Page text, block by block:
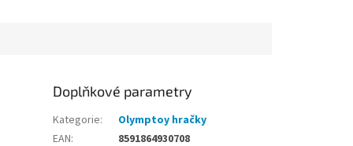
Doplňkové parametry
Kategorie:
Olymptoy hračky
EAN: 8591864930708